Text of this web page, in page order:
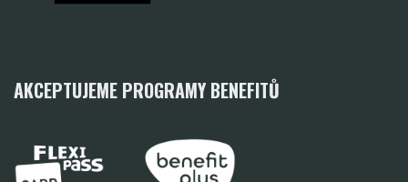
AKCEPTUJEME PROGRAMY BENEFITŮ